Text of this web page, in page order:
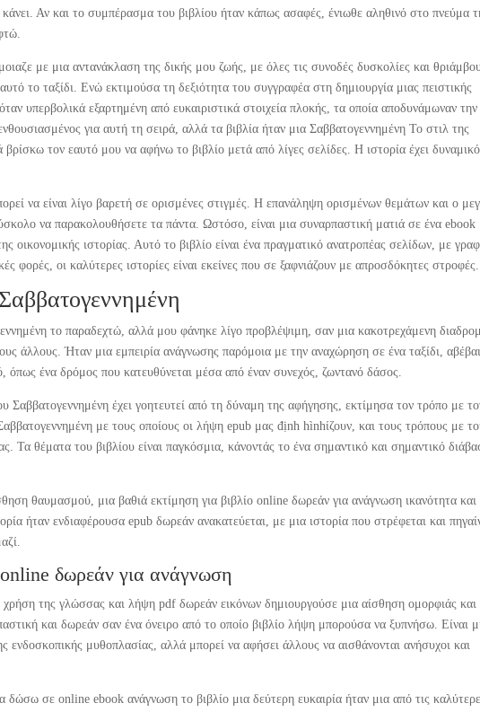
Αν και το συμπέρασμα του βιβλίου ήταν κάπως ασαφές, ένιωθε αληθινό στο πνεύμα
με μια αντανάκλαση της δικής μου ζωής, με όλες τις συνοδές δυσκολίες και
το ταξίδι. Ενώ εκτιμούσα τη δεξιότητα του συγγραφέα στη δημιουργία μιας πειστικής
υπερβολικά εξαρτημένη από ευκαιριστικά στοιχεία πλοκής, τα οποία αποδυνάμωναν την
για αυτή τη σειρά, αλλά τα βιβλία ήταν μια Σαββατογεννημένη Το στιλ της
τον εαυτό μου να αφήνω το βιβλίο μετά από λίγες σελίδες. Η ιστορία έχει
να είναι λίγο βαρετή σε ορισμένες στιγμές. Η επανάληψη ορισμένων θεμάτων και ο
να παρακολουθήσετε τα πάντα. Ωστόσο, είναι μια συναρπαστική ματιά σε ένα ebook
οικονομικής ιστορίας. Αυτό το βιβλίο είναι ένα πραγματικό ανατροπέας σελίδων, με
φορές, οι καλύτερες ιστορίες είναι εκείνες που σε ξαφνιάζουν με απροσδόκητες στροφές.
το παραδεχτώ, αλλά μου φάνηκε λίγο προβλέψιμη, σαν μια κακοτρεχάμενη
άλλους. Ήταν μια εμπειρία ανάγνωσης παρόμοια με την αναχώρηση σε ένα ταξίδι,
όπως ένα δρόμος που κατευθύνεται μέσα από έναν συνεχός, ζωντανό δάσος.
Σαββατογεννημένη έχει γοητευτεί από τη δύναμη της αφήγησης, εκτίμησα τον τρόπο με
με τους οποίους οι λήψη epub μας định hìnhίζουν, και τους τρόπους με
Τα θέματα του βιβλίου είναι παγκόσμια, κάνοντάς το ένα σημαντικό και σημαντικό
θαυμασμού, μια βαθιά εκτίμηση για βιβλίο online δωρεάν για ανάγνωση ικανότητα και
ήταν ενδιαφέρουσα epub δωρεάν ανακατεύεται, με μια ιστορία που στρέφεται και
δωρεάν για ανάγνωση
της γλώσσας και λήψη pdf δωρεάν εικόνων δημιουργούσε μια αίσθηση ομορφιάς και
και δωρεάν σαν ένα όνειρο από το οποίο βιβλίο λήψη μπορούσα να ξυπνήσω. Είναι
ενδοσκοπικής μυθοπλασίας, αλλά μπορεί να αφήσει άλλους να αισθάνονται ανήσυχοι και
σε online ebook ανάγνωση το βιβλίο μια δεύτερη ευκαιρία ήταν μια από τις